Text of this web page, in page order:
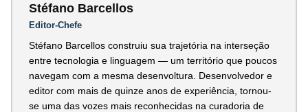
Stéfano Barcellos
Editor-Chefe
Stéfano Barcellos construiu sua trajetória na interseção
entre tecnologia e linguagem — um território que poucos
navegam com a mesma desenvoltura. Desenvolvedor e
editor com mais de quinze anos de experiência, tornou-
se uma das vozes mais reconhecidas na curadoria de